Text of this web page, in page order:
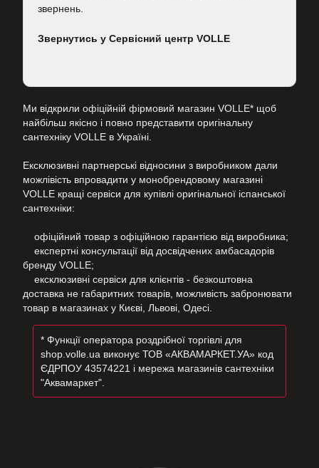
звернень.
Звернутись у Сервісний центр VOLLE
Ми відкрили офіційній фірмовий магазин VOLLE* щоб
найбільш якісно і повно представити оригінальну
сантехніку VOLLE в Україні.
Ексклюзивні партнерські відносини з виробником дали
можлівість впровадити у монобрендовому магазині
VOLLE кращі сервіси для купівлі оригінальної іспанської
сантехніки:
офіційний товар з офіційною гарантією від виробника;
експертні консультації від досвідчених амбасадорів
бренду VOLLE;
ексклюзивні сервіси для клієнтів - безкоштовна
доставка не габаритних товарів, можливість забронювати
товар в магазинах у Києві, Львові, Одесі.
* Функції оператора роздрібної торгівлі для
shop.volle.ua виконує ТОВ «АКВАМАРКЕТ.УА» код
ЄДРПОУ 43574221 і мережа магазинів сантехніки
"Аквамаркет".